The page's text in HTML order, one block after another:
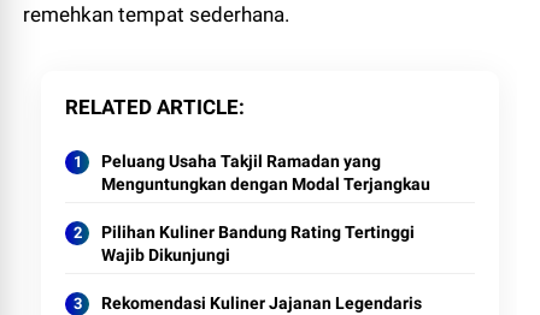
remehkan tempat sederhana.
RELATED ARTICLE
Peluang Usaha Takjil Ramadan yang
Menguntungkan dengan Modal Terjangkau
Pilihan Kuliner Bandung Rating Tertinggi
Wajib Dikunjungi
Rekomendasi Kuliner Jajanan Legendaris